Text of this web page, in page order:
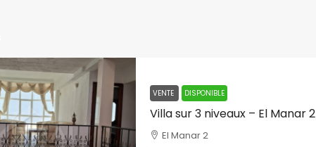
VENTE DISPONIBLE
Villa sur 3 niveaux – El Manar 2
El Manar 2